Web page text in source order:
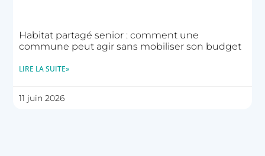
Habitat partagé senior : comment une
commune peut agir sans mobiliser son budget
LIRE LA SUITE»
11 juin 2026